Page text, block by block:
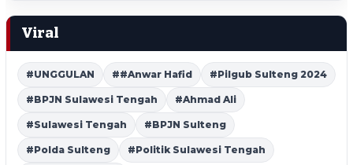
Viral
#UNGGULAN ##Anwar Hafid #Pilgub Sulteng 2024
#BPJN Sulawesi Tengah #Ahmad Ali
#Sulawesi Tengah #BPJN Sulteng
#Polda Sulteng #Politik Sulawesi Tengah